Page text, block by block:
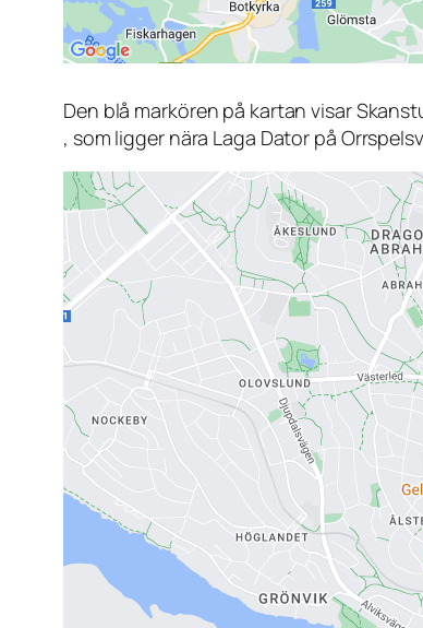
Den blå markören på kartan visar
, som ligger nära Laga Dator på